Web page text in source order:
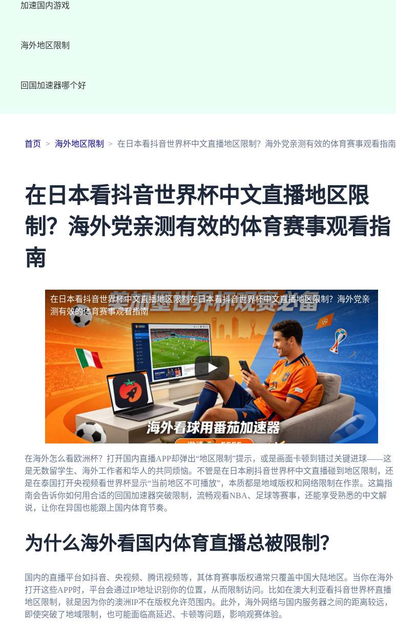
加速国内游戏
海外地区限制
回国加速器哪个好
首页 海外地区限制 在日本看抖音世界杯中文直播地区限制？海外党亲测有效的体育赛事观看指南
在日本看抖音世界杯中文直播地区限
制？海外党亲测有效的体育赛事观看指
南
在日本看抖音世界杯中文直播地区限制 在日本看抖音世界杯中文直播地区限制？海外党亲
测有效的体育赛事观看指南
在海外怎么看欧洲杯？打开国内直播APP却弹出“地区限制”提示，或是画面卡顿到错过关键进球——这
是无数留学生、海外工作者和华人的共同烦恼。不管是在日本刷抖音世界杯中文直播碰到地区限制，还
是在泰国打开央视频看世界杯显示“当前地区不可播放”，本质都是地域版权和网络限制在作祟。这篇指
南会告诉你如何用合适的回国加速器突破限制，流畅观看NBA、足球等赛事，还能享受熟悉的中文解
说，让你在异国也能跟上国内体育节奏。
为什么海外看国内体育直播总被限制？
国内的直播平台如抖音、央视频、腾讯视频等，其体育赛事版权通常只覆盖中国大陆地区。当你在海外
打开这些APP时，平台会通过IP地址识别你的位置，从而限制访问。比如在澳大利亚看抖音世界杯直播
地区限制，就是因为你的澳洲IP不在版权允许范围内。此外，海外网络与国内服务器之间的距离较远，
即使突破了地域限制，也可能面临高延迟、卡顿等问题，影响观赛体验。